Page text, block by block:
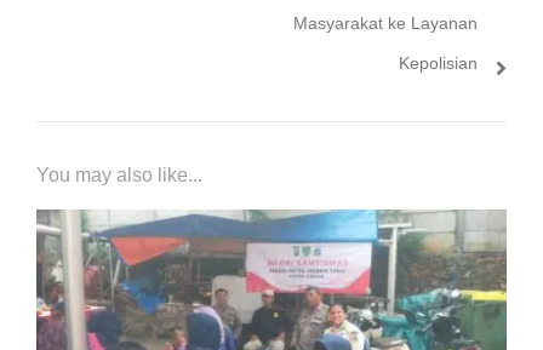
Masyarakat ke Layanan
Kepolisian
You may also like...